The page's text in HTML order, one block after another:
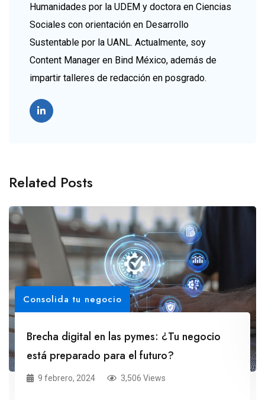
Humanidades por la UDEM y doctora en Ciencias
Sociales con orientación en Desarrollo
Sustentable por la UANL. Actualmente, soy
Content Manager en Bind México, además de
impartir talleres de redacción en posgrado.
Related Posts
Consolida tu negocio
Brecha digital en las pymes: ¿Tu negocio
está preparado para el futuro?
9 febrero, 2024 3,506 Views